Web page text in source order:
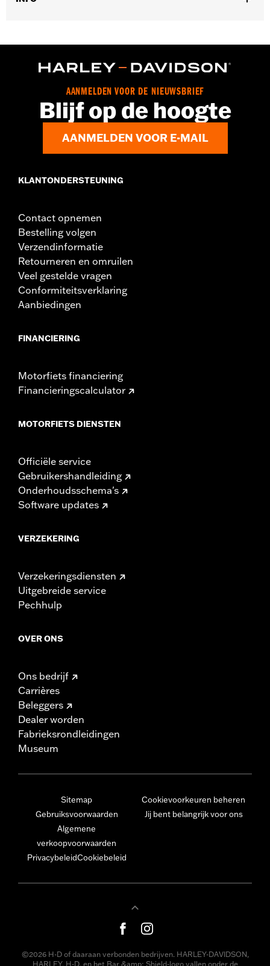
Installatie-instructies
Jiffy-standaard, bevestigingsmateriaal en installatie-
instructies
AANMELDEN VOOR DE NIEUWSBRIEF
Blijf op de hoogte
AANMELDEN VOOR E-MAIL
KLANTONDERSTEUNING
Contact opnemen
Bestelling volgen
Verzendinformatie
Retourneren en omruilen
Veel gestelde vragen
Conformiteitsverklaring
Aanbiedingen
FINANCIERING
Motorfiets financiering
Financieringscalculator
MOTORFIETS DIENSTEN
Officiële service
Gebruikershandleiding
Onderhoudsschema's
Software updates
VERZEKERING
Verzekeringsdiensten
Uitgebreide service
Pechhulp
OVER ONS
Ons bedrijf
Carrières
Beleggers
Dealer worden
Fabrieksrondleidingen
Museum
Sitemap
Gebruiksvoorwaarden
Algemene
verkoopvoorwaarden
PrivacybeleidCookiebeleid
Cookievoorkeuren beheren
Jij bent belangrijk voor ons
©2026 H-D of daaraan verbonden bedrijven. HARLEY-DAVIDSON,
HARLEY, H-D, en het Bar &amp; Shield-logo vallen onder de